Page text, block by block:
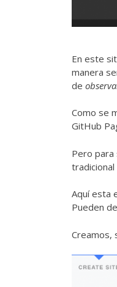
En este
manera
de
Como se
GitHub
Pero para
Aquí esta
Pueden
Creamos,